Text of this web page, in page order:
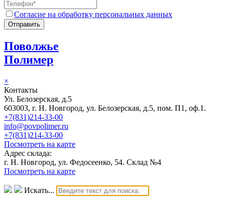
Согласие на обработку персональных данных
Отправить
Поволжье
Полимер
×
Контакты
Ул. Белозерская, д.5
603003, г. Н. Новгород, ул. Белозерская, д.5, пом. П1, оф.1.
+7(831)214-33-00
info@povpolimer.ru
+7(831)214-33-00
Посмотреть на карте
Адрес склада:
г. Н. Новгород, ул. Федосеенко, 54. Склад №4
Посмотреть на карте
Искать...